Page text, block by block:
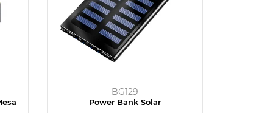
BG129
Power Bank Solar